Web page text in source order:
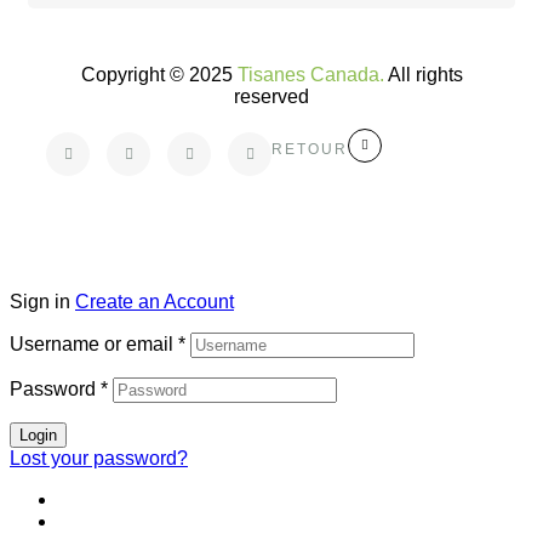
Copyright © 2025 Tisanes Canada. All rights
reserved
RETOUR
Sign in Create an Account
Username or email *
Password *
Login
Lost your password?